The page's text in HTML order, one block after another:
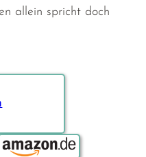
allein spricht doch
Bestellen über: